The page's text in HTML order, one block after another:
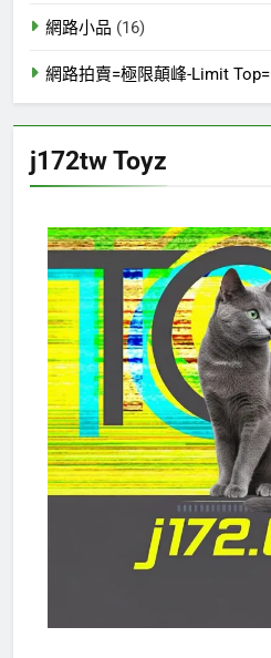
網路小品 (16)
網路拍賣=極限顛峰-Limit Top=
j172tw Toyz